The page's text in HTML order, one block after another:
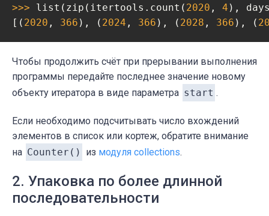
>>> list(zip(itertools.count( 2020 , 4 ),
[( 2020 , 366 ), ( 2024 , 366 ), ( 2028 , 366 ), (
Чтобы продолжить счёт при прерывании выполнения
программы передайте последнее значение новому
объекту итератора в виде параметра start .
Если необходимо подсчитывать число вхождений
элементов в список или кортеж, обратите внимание
на Counter() из модуля collections.
2. Упаковка по более длинной
последовательности